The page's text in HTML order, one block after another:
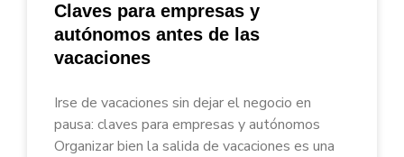
Claves para empresas y
autónomos antes de las
vacaciones
Irse de vacaciones sin dejar el negocio en
pausa: claves para empresas y autónomos
Organizar bien la salida de vacaciones es una